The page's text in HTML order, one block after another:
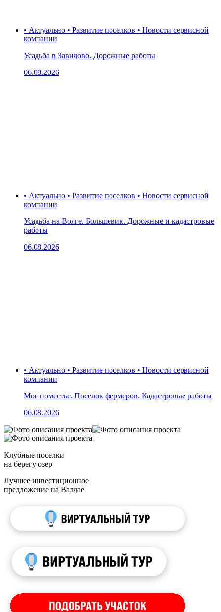
• Актуально • Развитие поселков • Новости сервисной
компании
Усадьба в Завидово. Дорожные работы
06.08.2026
• Актуально • Развитие поселков • Новости сервисной
компании
Усадьба на Волге. Большевик. Дорожные и кадастровые
работы
06.08.2026
• Актуально • Развитие поселков • Новости сервисной
компании
Мое поместье. Поселок фермеров. Кадастровые работы
06.08.2026
Клубные поселки
на берегу озер
Лучшее инвестиционное
предложение на Валдае